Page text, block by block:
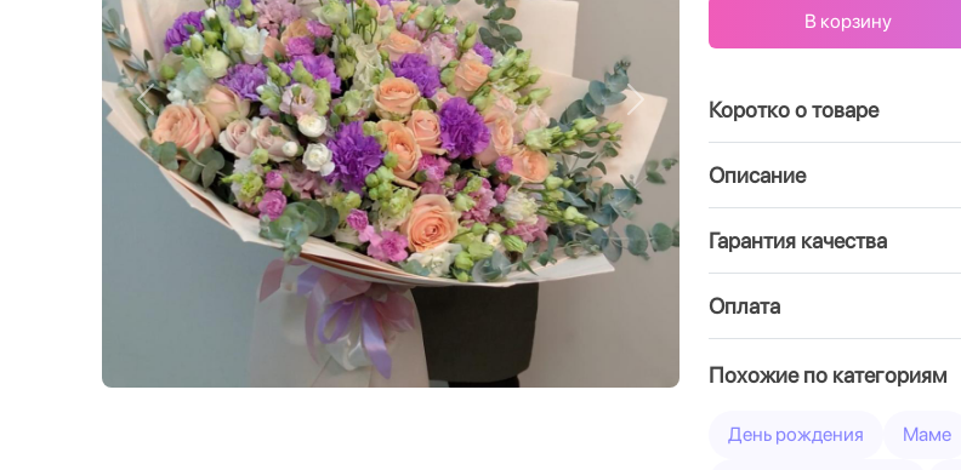
Назад Вперед
В корзину
Коротко о товаре
Описание
Гарантия качества
Оплата
Похожие по категориям
День рождения Маме